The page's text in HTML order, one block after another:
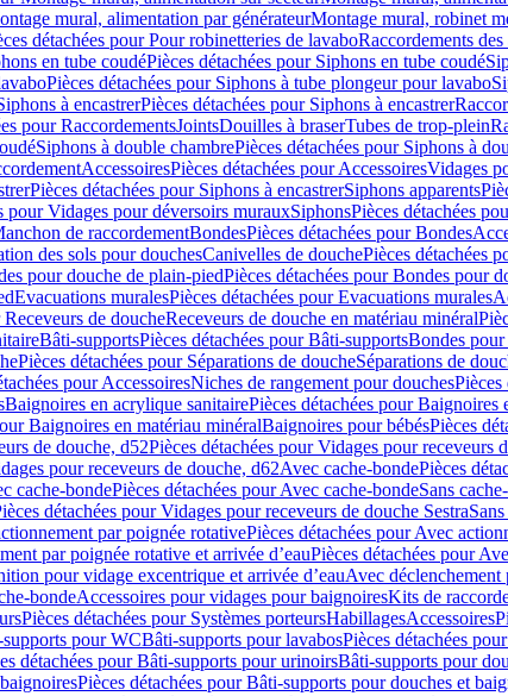
mural, alimentation par générateurMontage mural, robinet
détachées pour Pour robinetteries de lavaboRaccordements
en tube coudéPièces détachées pour Siphons en tube coudé
Pièces détachées pour Siphons à tube plongeur pour lavabo
à encastrerPièces détachées pour Siphons à encastrer
pour RaccordementsJointsDouilles à braserTubes de trop-plein
Siphons à double chambrePièces détachées pour Siphons à
AccessoiresPièces détachées pour AccessoiresVidages
Pièces détachées pour Siphons à encastrerSiphons apparents
pour Vidages pour déversoirs murauxSiphonsPièces détachées
de raccordementBondesPièces détachées pour Bondes
des sols pour douchesCanivelles de douchePièces détachées
pour douche de plain-piedPièces détachées pour Bondes pour
Evacuations muralesPièces détachées pour Evacuations murales
de doucheReceveurs de douche en matériau minéral
Bâti-supportsPièces détachées pour Bâti-supportsBondes pour
Pièces détachées pour Séparations de doucheSéparations de
pour AccessoiresNiches de rangement pour douchesPièces
Baignoires en acrylique sanitairePièces détachées pour Baignoires
Baignoires en matériau minéralBaignoires pour bébésPièces
de douche, d52Pièces détachées pour Vidages pour receveurs
pour receveurs de douche, d62Avec cache-bondePièces
cache-bondePièces détachées pour Avec cache-bondeSans
détachées pour Vidages pour receveurs de douche Sestra
par poignée rotativePièces détachées pour Avec
par poignée rotative et arrivée d’eauPièces détachées pour
pour vidage excentrique et arrivée d’eauAvec déclenchement
bondeAccessoires pour vidages pour baignoiresKits de
Pièces détachées pour Systèmes porteursHabillagesAccessoires
pour WCBâti-supports pour lavabosPièces détachées
détachées pour Bâti-supports pour urinoirsBâti-supports pour
Pièces détachées pour Bâti-supports pour douches et